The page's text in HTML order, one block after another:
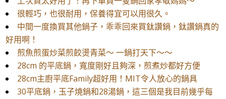
很輕巧，也很耐用，保養得宜可以用很久。
中間一度換買其他鍋子，乖乖回來買鈦讚鍋，鈦讚鍋真的
好用啊！
煎魚煎蛋炒菜煎餃燙青菜～ 一鍋打天下～～
28cm 的平底鍋，寬度剛好且夠深，煎煮炒都好方便
28cm主廚平底Family超好用！MIT令人放心的鍋具
30平底鍋，玉子燒鍋和28湯鍋，這三個是我目前幾乎每